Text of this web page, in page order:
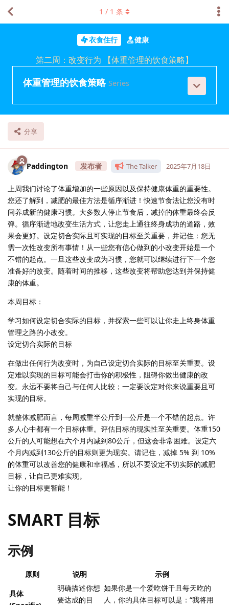
衣食住行 健康
第二周：改变行为 【体重管理的饮食策略】
体重管理的饮食策略 Series
分享
1 / 1 条
Paddington The Talker 2025年7月18日
上周我们讨论了体重增加的一些原因以及保持健康体重的重要性。
您还了解到，减肥的最佳方法是循序渐进！快速节食法让您没有时
间养成新的健康习惯。大多数人停止节食后，减掉的体重最终会反
弹。循序渐进地改变生活方式，让您走上通往终身成功的道路，效
果会更好。设定切合实际且可实现的目标至关重要，并记住：您无
需一次性改变所有事情！从一些您有信心做到的小改变开始是一个
不错的起点。一旦这些改变成为习惯，您就可以继续进行下一个您
准备好的改变。随着时间的推移，这些改变将帮助您达到并保持健
康的体重。
本周目标：
学习如何设定切合实际的目标，并探索一些可以让你走上终身体重
管理之路的小改变。
设定切合实际的目标
在做出任何行为改变时，为自己设定切合实际的目标至关重要。设
定难以实现的目标可能会打击你的积极性，阻碍你做出健康的改
变。永远不要将自己与任何人比较；一定要设定对你来说重要且可
实现的目标。
就整体减肥而言，每周减重半公斤到一公斤是一个不错的起点。许
多人心中都有一个目标体重。评估目标的现实性至关重要。体重150
公斤的人可能想在六个月内减到80公斤，但这会非常困难。设定六
个月内减到130公斤的目标则更为现实。请记住，减掉 5% 到 10%
的体重可以改善您的健康和幸福感，所以不要设定不切实际的减肥
目标，让自己更难实现。
让你的目标更智能！
SMART 目标
示例
原则 说明
示例
具体
明确描述你想
要达成的目
如果你是一个爱吃饼干且每天吃的
人，你的具体目标可以是：“我将用